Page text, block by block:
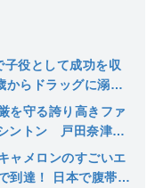
子役として成功を収
からドラッグに溺れ
てからの変わりよ
を守る誇り高きファ
ントン 戸田奈津子
ャメロンのすごいエ
到達！ 日本で腹帯を